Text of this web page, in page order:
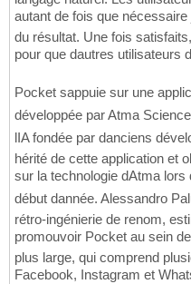
autant de fois que nécessaire
du résultat. Une fois
pour que dautres
Pocket sappuie sur une
développée par Atma
lIA fondée par danciens
hérité de cette application et
sur la technologie dAtma
début dannée. Alessandro
rétro-ingénierie de renom,
promouvoir Pocket au sein
plus large, qui comprend
Facebook, Instagram et